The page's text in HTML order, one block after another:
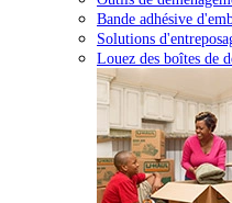
Bande adhésive
Solutions
Louez des boîtes de